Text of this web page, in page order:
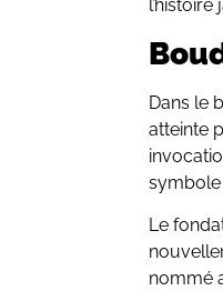
Dans le
atteinte
symbole
Le
nommé